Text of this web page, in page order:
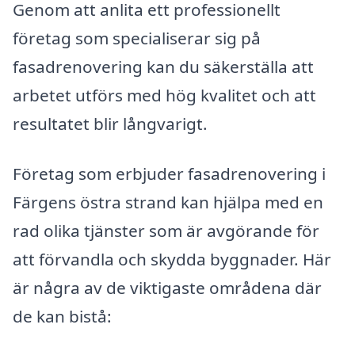
Genom att anlita ett professionellt
företag som specialiserar sig på
fasadrenovering kan du säkerställa att
arbetet utförs med hög kvalitet och att
resultatet blir långvarigt.
Företag som erbjuder fasadrenovering i
Färgens östra strand kan hjälpa med en
rad olika tjänster som är avgörande för
att förvandla och skydda byggnader. Här
är några av de viktigaste områdena där
de kan bistå: